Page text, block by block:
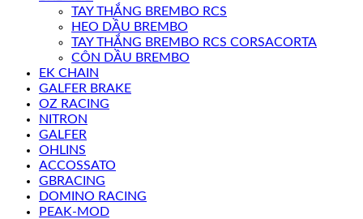
TAY THẮNG BREMBO RCS
HEO DẦU BREMBO
TAY THẮNG BREMBO RCS CORSACORTA
CÔN DẦU BREMBO
EK CHAIN
GALFER BRAKE
OZ RACING
NITRON
GALFER
OHLINS
ACCOSSATO
GBRACING
DOMINO RACING
PEAK-MOD